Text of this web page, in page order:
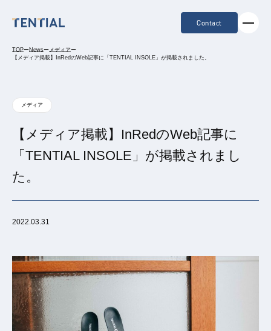
Contact
TOPーNewsーメディアー
【メディア掲載】InRedのWeb記事に「TENTIAL INSOLE」が掲載されました。
メディア
【メディア掲載】InRedのWeb記事に
「TENTIAL INSOLE」が掲載されまし
た。
2022.03.31